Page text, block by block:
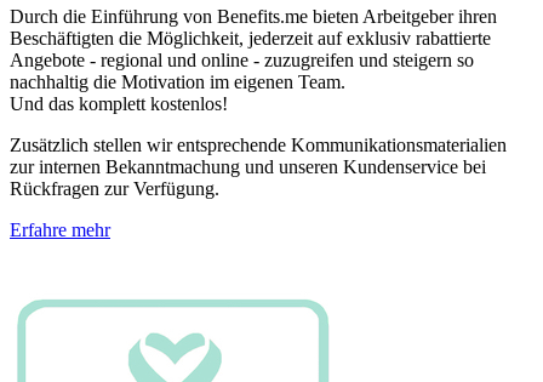
Durch die Einführung von Benefits.me bieten Arbeitgeber ihren
Beschäftigten die Möglichkeit, jederzeit auf exklusiv rabattierte
Angebote - regional und online - zuzugreifen und steigern so
nachhaltig die Motivation im eigenen Team.
Und das komplett kostenlos!
Zusätzlich stellen wir entsprechende Kommunikationsmaterialien
zur internen Bekanntmachung und unseren Kundenservice bei
Rückfragen zur Verfügung.
Erfahre mehr